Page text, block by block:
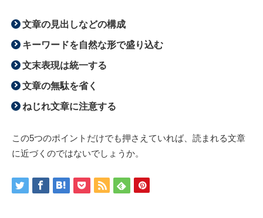
文章の見出しなどの構成
キーワードを自然な形で盛り込む
文末表現は統一する
文章の無駄を省く
ねじれ文章に注意する
この5つのポイントだけでも押さえていれば、読まれる文章
に近づくのではないでしょうか。